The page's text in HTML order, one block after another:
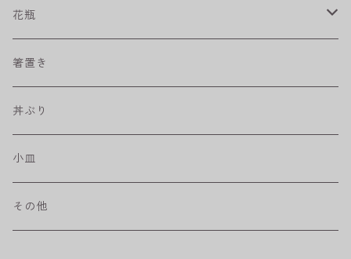
プリーツ
藍駒
ワビカップ
ハンディ小皿
和ミモザ
角皿
取皿
盛皿
カレー＆パスタ皿
小鉢
マグカップ
フリーカップ
そば猪口
花瓶
水差し
箸置き
丼ぶり
小皿
その他